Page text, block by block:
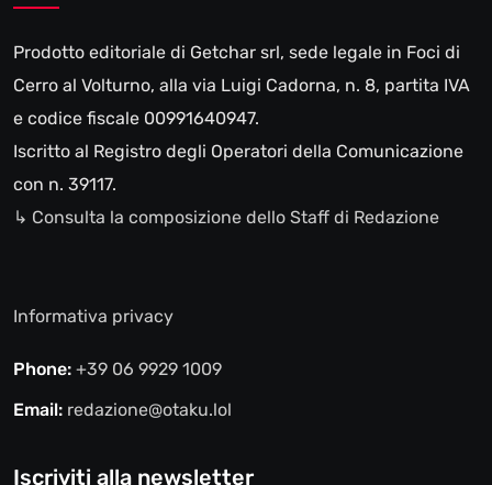
Prodotto editoriale di Getchar srl, sede legale in Foci di
Cerro al Volturno, alla via Luigi Cadorna, n. 8, partita IVA
e codice fiscale 00991640947.
Iscritto al Registro degli Operatori della Comunicazione
con n. 39117.
↳ Consulta la composizione dello Staff di Redazione
Informativa privacy
Phone: +39 06 9929 1009
Email: redazione@otaku.lol
Iscriviti alla newsletter